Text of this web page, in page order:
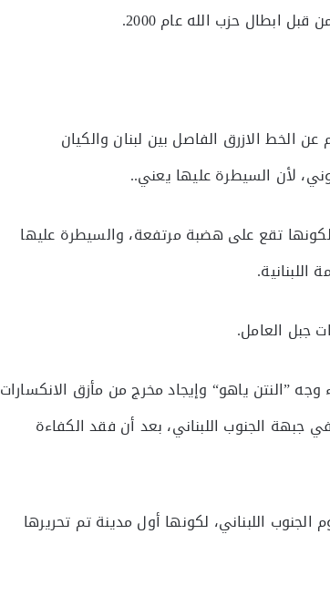
ابطال حزب الله عام 2000.
الخيام اللبنانية، التي تبعد مايقارب 5 كلم عن الخط الازرق الفاصل بين لبنان والكيان
لأن السيطرة عليها يعني..
لكونها تقع على هضبة مرتفعة، والسيطرة عليها
جبل العامل.
”النتن ياهو“ وإيجاد مخرج من مأزق الانكسارات
الجنوب اللبناني، بعد أن فقد الكفاءة
الجنوب اللبناني، لكونها أول مدينة تم تحريرها